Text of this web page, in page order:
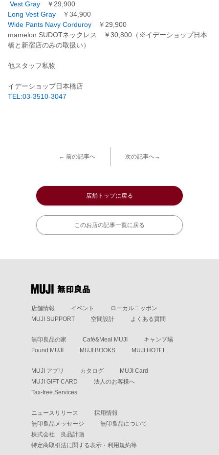
Vest Gray ￥29,900
Long Vest Gray ￥34,900
Wide Pants Navy Corduroy ￥29,900
mamelon SUDOTネックレス ￥30,800（※イデーショップ日本
橋と新宿店のみの取扱い）
他スタッフ私物
イデーショップ日本橋店
TEL:03-3510-3047
← 前の記事へ 次の記事へ→
店舗トップに戻る
このお店の記事一覧に戻る
店舗情報 イベント
ローカルニッポン
MUJI SUPPORT
空間設計 よくある質問
無印良品の家 Café&Meal MUJI
キャンプ場
Found MUJI
MUJI BOOKS MUJI HOTEL
MUJI アプリ カタログ
MUJI Card
MUJI GIFT CARD
法人のお客様へ
Tax-free Services
ニュースリリース
採用情報
無印良品メッセージ
無印良品について
株式会社 良品計画
特定商取引法に関する表示・利用規約等